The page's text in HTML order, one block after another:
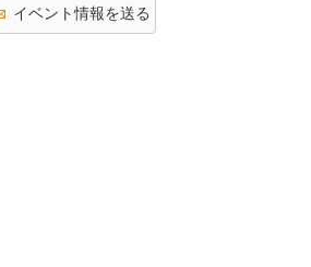
イベント情報を送る